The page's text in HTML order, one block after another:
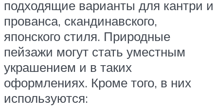
подходящие варианты для кантри и
прованса, скандинавского,
японского стиля. Природные
пейзажи могут стать уместным
украшением и в таких
оформлениях. Кроме того, в них
используются: